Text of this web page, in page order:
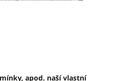
apod. naší vlastní